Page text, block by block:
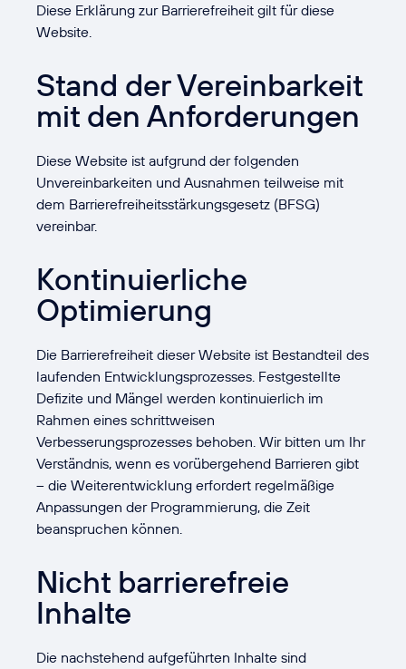
Diese Erklärung zur Barrierefreiheit gilt für diese
Website.
Stand der Vereinbarkeit
mit den Anforderungen
Diese Website ist aufgrund der folgenden
Unvereinbarkeiten und Ausnahmen teilweise mit
dem Barrierefreiheitsstärkungsgesetz (BFSG)
vereinbar.
Kontinuierliche
Optimierung
Die Barrierefreiheit dieser Website ist Bestandteil des
laufenden Entwicklungsprozesses. Festgestellte
Defizite und Mängel werden kontinuierlich im
Rahmen eines schrittweisen
Verbesserungsprozesses behoben. Wir bitten um Ihr
Verständnis, wenn es vorübergehend Barrieren gibt
– die Weiterentwicklung erfordert regelmäßige
Anpassungen der Programmierung, die Zeit
beanspruchen können.
Nicht barrierefreie
Inhalte
Die nachstehend aufgeführten Inhalte sind